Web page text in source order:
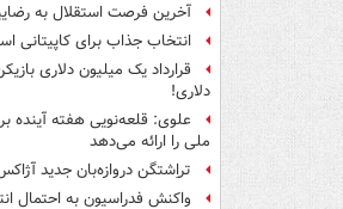
آخرین فرصت استقلال به
انتخاب جذاب برای کاپیتانی
قرارداد یک میلیون دلاری
دلاری!
علوی: قلعه‌نویی هفته آینده
ملی را ارائه می‌دهد
تراِشتگن دروازه‌بان جدید
واکنش فدراسیون به احتمال